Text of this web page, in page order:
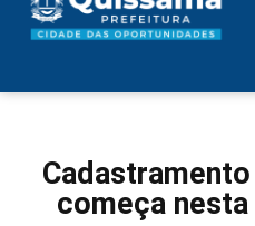
começa